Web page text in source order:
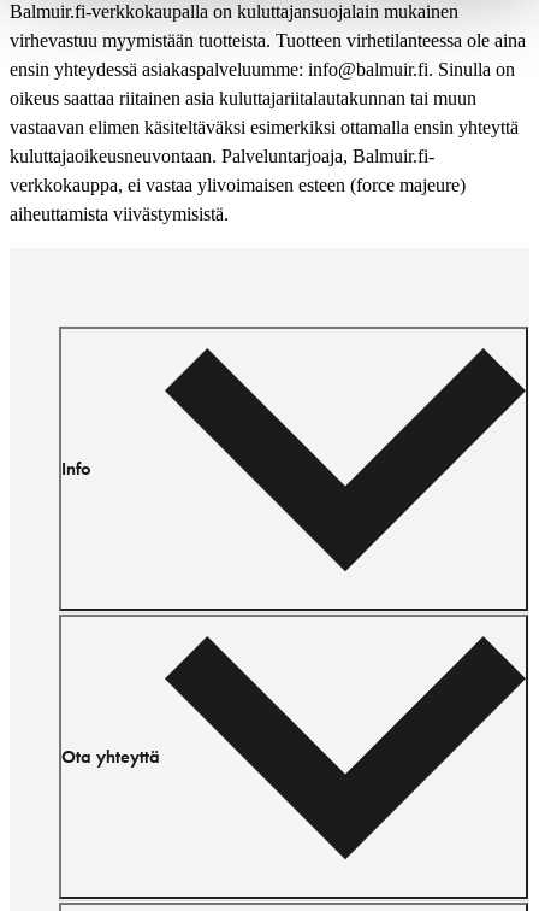
Balmuir.fi-verkkokaupalla on kuluttajansuojalain mukainen
virhevastuu myymistään tuotteista. Tuotteen virhetilanteessa ole aina
ensin yhteydessä asiakaspalveluumme: info@balmuir.fi. Sinulla on
oikeus saattaa riitainen asia kuluttajariitalautakunnan tai muun
vastaavan elimen käsiteltäväksi esimerkiksi ottamalla ensin yhteyttä
kuluttajaoikeusneuvontaan. Palveluntarjoaja, Balmuir.fi-
verkkokauppa, ei vastaa ylivoimaisen esteen (force majeure)
aiheuttamista viivästymisistä.
Info
Ota yhteyttä